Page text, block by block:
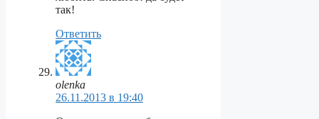
так!
Ответить
оlenka
26.11.2013 в 19:40